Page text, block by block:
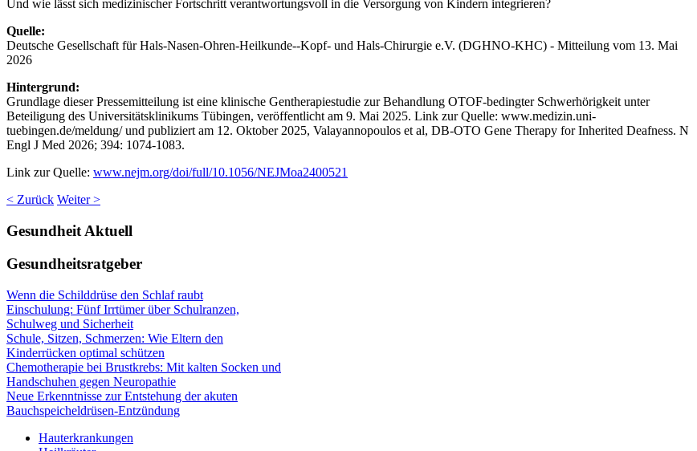
Und wie lässt sich medizinischer Fortschritt verantwortungsvoll in die Versorgung von Kindern integrieren?
Quelle:
Deutsche Gesellschaft für Hals-Nasen-Ohren-Heilkunde--Kopf- und Hals-Chirurgie e.V. (DGHNO-KHC) - Mitteilung vom 13. Mai
2026
Hintergrund:
Grundlage dieser Pressemitteilung ist eine klinische Gentherapiestudie zur Behandlung OTOF-bedingter Schwerhörigkeit unter
Beteiligung des Universitätsklinikums Tübingen, veröffentlicht am 9. Mai 2025. Link zur Quelle: www.medizin.uni-
tuebingen.de/meldung/ und publiziert am 12. Oktober 2025, Valayannopoulos et al, DB-OTO Gene Therapy for Inherited Deafness. N
Engl J Med 2026; 394: 1074-1083.
Link zur Quelle: www.nejm.org/doi/full/10.1056/NEJMoa2400521
< Zurück Weiter >
Gesundheit Aktuell
Gesundheitsratgeber
Wenn die Schilddrüse den Schlaf raubt
Einschulung: Fünf Irrtümer über Schulranzen,
Schulweg und Sicherheit
Schule, Sitzen, Schmerzen: Wie Eltern den
Kinderrücken optimal schützen
Chemotherapie bei Brustkrebs: Mit kalten Socken und
Handschuhen gegen Neuropathie
Neue Erkenntnisse zur Entstehung der akuten
Bauchspeicheldrüsen-Entzündung
Hauterkrankungen